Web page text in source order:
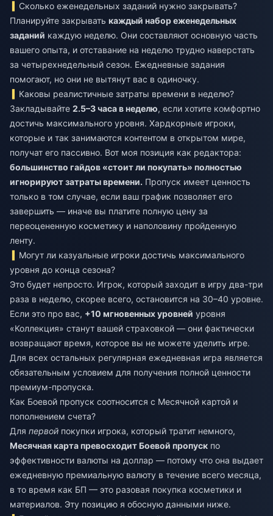
Сколько еженедельных заданий нужно закрывать?
Планируйте закрывать каждый набор еженедельных
заданий каждую неделю. Они составляют основную часть
вашего опыта, и отставание на неделю трудно наверстать
за четырехнедельный сезон. Ежедневные задания
помогают, но они не вытянут вас в одиночку.
Каковы реалистичные затраты времени в неделю?
Закладывайте 2.5–3 часа в неделю, если хотите комфортно
достичь максимального уровня. Хардкорные игроки,
которые и так занимаются контентом в открытом мире,
получат его пассивно. Вот моя позиция как редактора:
большинство гайдов «стоит ли покупать» полностью
игнорируют затраты времени. Пропуск имеет ценность
только в том случае, если ваш график позволяет его
завершить — иначе вы платите полную цену за
переоцененную косметику и наполовину пройденную
ленту.
Могут ли казуальные игроки достичь максимального
уровня до конца сезона?
Это будет непросто. Игрок, который заходит в игру два-три
раза в неделю, скорее всего, остановится на 30–40 уровне.
Если это про вас, +10 мгновенных уровней уровня
«Коллекция» станут вашей страховкой — они фактически
возвращают время, которое вы не можете уделить игре.
Для всех остальных регулярная ежедневная игра является
обязательным условием для получения полной ценности
премиум-пропуска.
Как Боевой пропуск соотносится с Месячной картой и
пополнением счета?
Для первой покупки игрока, который тратит немного,
Месячная карта превосходит Боевой пропуск по
эффективности валюты на доллар — потому что она выдает
ежедневную премиальную валюту в течение всего месяца,
в то время как БП — это разовая покупка косметики и
материалов. Эту позицию я обосную данными ниже.